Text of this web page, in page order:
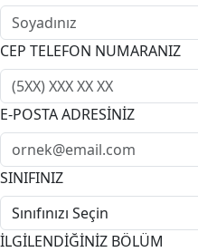
CEP TELEFON NUMARANIZ
E-POSTA ADRESİNİZ
SINIFINIZ
İLGİLENDİĞİNİZ BÖLÜM